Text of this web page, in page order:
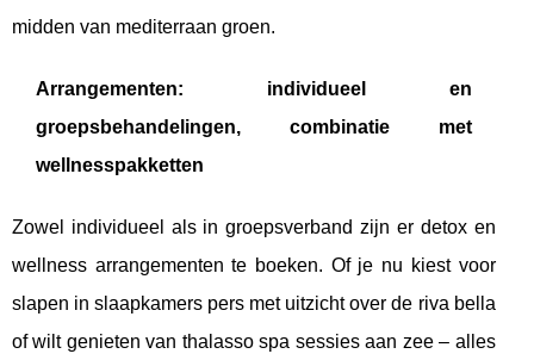
midden van mediterraan groen.
Arrangementen: individueel en
groepsbehandelingen, combinatie met
wellnesspakketten
Zowel individueel als in groepsverband zijn er detox en
wellness arrangementen te boeken. Of je nu kiest voor
slapen in slaapkamers pers met uitzicht over de riva bella
of wilt genieten van thalasso spa sessies aan zee – alles